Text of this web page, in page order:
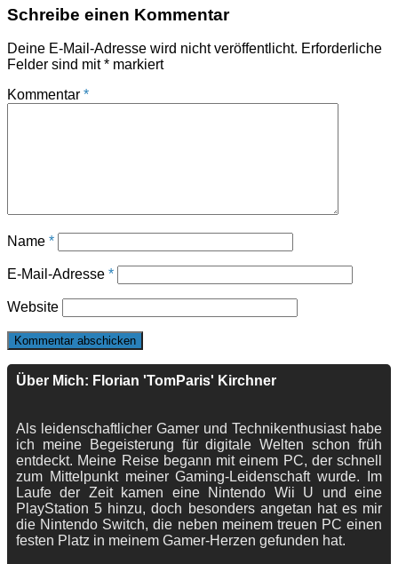
Schreibe einen Kommentar
Deine E-Mail-Adresse wird nicht veröffentlicht. Erforderliche
Felder sind mit* markiert
Kommentar *
Name *
E-Mail-Adresse *
Website
Über Mich: Florian 'TomParis' Kirchner
Als leidenschaftlicher Gamer und Technikenthusiast habe
ich meine Begeisterung für digitale Welten schon früh
entdeckt. Meine Reise begann mit einem PC, der schnell
zum Mittelpunkt meiner Gaming-Leidenschaft wurde. Im
Laufe der Zeit kamen eine Nintendo Wii U und eine
PlayStation 5 hinzu, doch besonders angetan hat es mir
die Nintendo Switch, die neben meinem treuen PC einen
festen Platz in meinem Gamer-Herzen gefunden hat.